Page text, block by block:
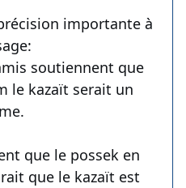
importante à
soutiennent que
le kazaït serait un
que le possek en
que le kazaït est